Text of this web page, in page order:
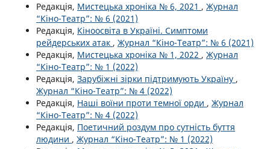
Редакція, Мистецька хроніка № 6, 2021 , Журнал
“Кіно-Театр”: № 6 (2021)
Редакція, Кіноосвіта в Україні. Симптоми
рейдерських атак , Журнал “Кіно-Театр”: № 6 (2021)
Редакція, Мистецька хроніка № 1, 2022 , Журнал
“Кіно-Театр”: № 1 (2022)
Редакція, Зарубіжні зірки підтримують Україну ,
Журнал “Кіно-Театр”: № 4 (2022)
Редакція, Наші воїни проти темної орди , Журнал
“Кіно-Театр”: № 4 (2022)
Редакція, Поетичний роздум про сутність буття
людини , Журнал “Кіно-Театр”: № 1 (2022)